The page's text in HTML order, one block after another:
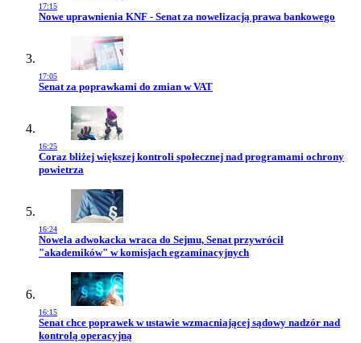
17:15
Przejdź do artykułu:
Nowe uprawnienia KNF - Senat za nowelizacją prawa bankowego
17:05
Przejdź do artykułu:
Senat za poprawkami do zmian w VAT
16:25
Przejdź do artykułu:
Coraz bliżej większej kontroli społecznej nad programami ochrony
powietrza
16:24
Przejdź do artykułu:
Nowela adwokacka wraca do Sejmu, Senat przywrócił
"akademików" w komisjach egzaminacyjnych
16:15
Przejdź do artykułu:
Senat chce poprawek w ustawie wzmacniającej sądowy nadzór nad
kontrolą operacyjną